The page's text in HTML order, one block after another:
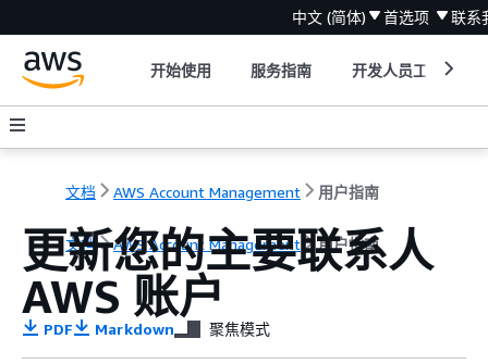
中文 (简体) 首选项 联系
开始使用 服务指南 开发人员工具
文档 AWS Account Management 用户指南
文档 AWS Account Management 用户指南
更新您的主要联系人
AWS 账户
PDF Markdown 聚焦模式